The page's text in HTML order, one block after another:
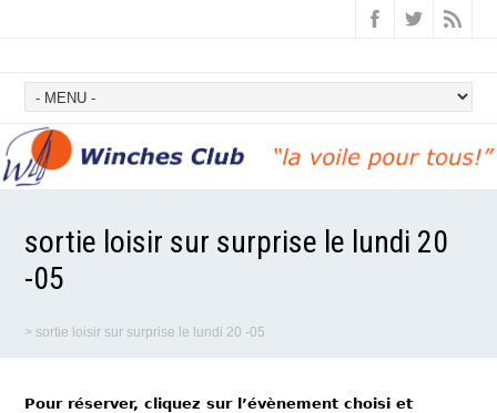
sortie loisir sur surprise le lundi 20
-05
> sortie loisir sur surprise le lundi 20 -05
Pour réserver, cliquez sur l’évènement choisi et